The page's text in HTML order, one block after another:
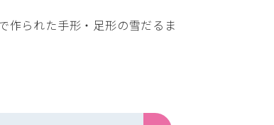
作られた手形・足形の雪だるま